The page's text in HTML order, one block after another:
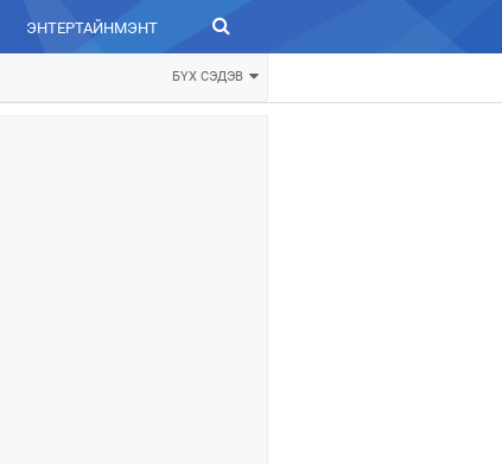
ЭНТЕРТАЙНМЭНТ ЗУРХАЙ
БҮХ СЭДЭВ